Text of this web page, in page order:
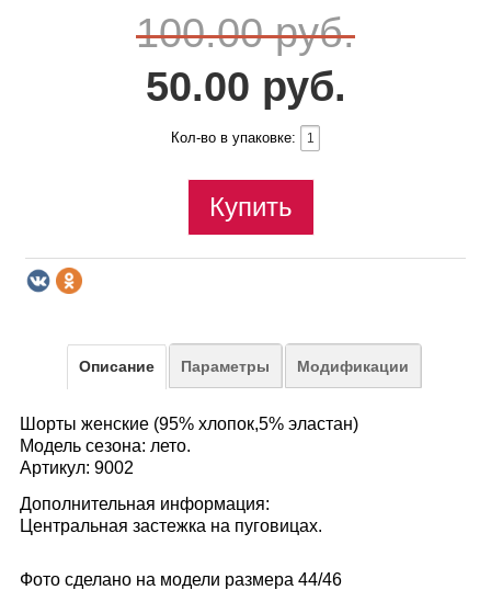
100.00 руб.
50.00 руб.
Кол-во в упаковке:
Купить
Описание Параметры Модификации
Шорты женские (95% хлопок,5% эластан)
Модель сезона: лето.
Артикул: 9002
Дополнительная информация:
Центральная застежка на пуговицах.
Фото сделано на модели размера 44/46